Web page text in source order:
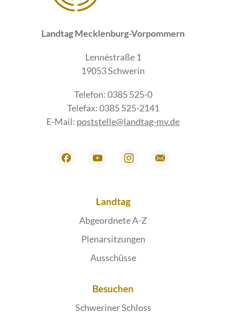
Landtag Mecklenburg-Vorpommern
Lennéstraße 1
19053 Schwerin
Telefon: 0385 525-0
Telefax: 0385 525-2141
E-Mail: poststelle@landtag-mv.de
Landtag
Abgeordnete A-Z
Plenarsitzungen
Ausschüsse
Besuchen
Schweriner Schloss